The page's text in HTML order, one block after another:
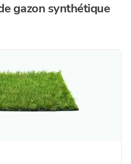
gazon synthétique